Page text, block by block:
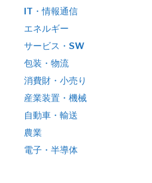
IT・情報通信
エネルギー
サービス・SW
包装・物流
消費財・小売り
産業装置・機械
自動車・輸送
農業
電子・半導体